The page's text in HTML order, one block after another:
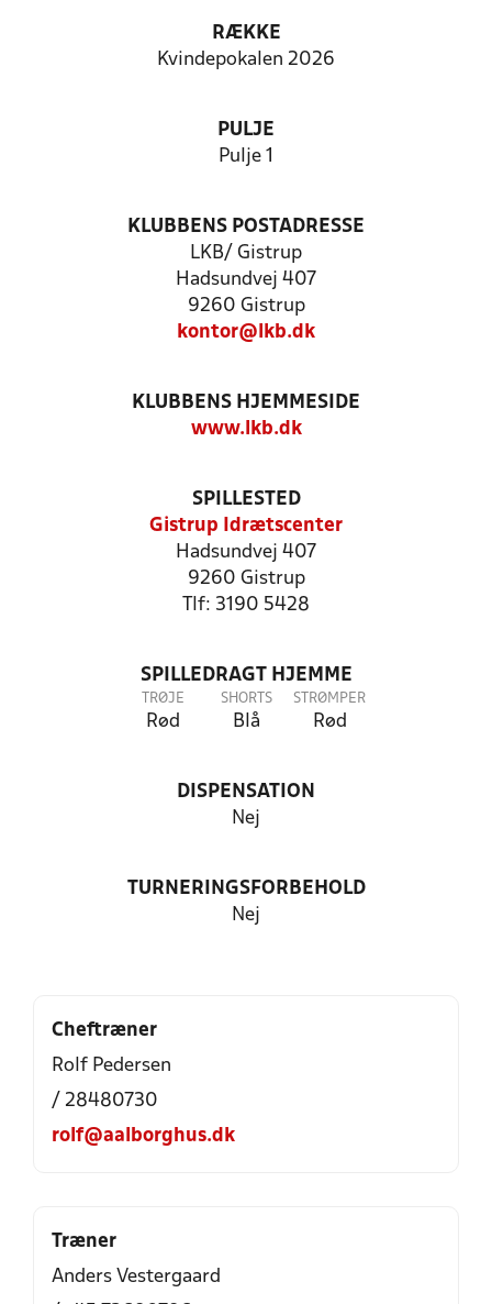
RÆKKE
Kvindepokalen 2026
PULJE
Pulje 1
KLUBBENS POSTADRESSE
LKB/ Gistrup
Hadsundvej 407
9260 Gistrup
kontor@lkb.dk
KLUBBENS HJEMMESIDE
www.lkb.dk
SPILLESTED
Gistrup Idrætscenter
Hadsundvej 407
9260 Gistrup
Tlf: 3190 5428
SPILLEDRAGT HJEMME
TRØJE
Rød
SHORTS
Blå
STRØMPER
Rød
DISPENSATION
Nej
TURNERINGSFORBEHOLD
Nej
Cheftræner
Rolf Pedersen
/ 28480730
rolf@aalborghus.dk
Træner
Anders Vestergaard